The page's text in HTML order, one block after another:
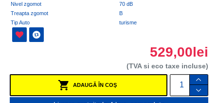
Nivel zgomot
70 dB
Treapta zgomot
B
Tip Auto
turisme
529,00lei
(TVA si eco taxe incluse)
ADAUGĂ ÎN COŞ